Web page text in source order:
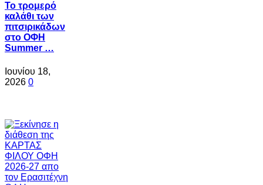
Το τρομερό
καλάθι των
πιτσιρικάδων
στο ΟΦΗ
Summer …
Ιουνίου 18,
2026 0